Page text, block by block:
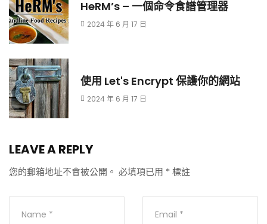
HeRM’s – 一個命令食譜管理器
2024 年 6 月 17 日
使用 Let's Encrypt 保護你的網站
2024 年 6 月 17 日
LEAVE A REPLY
您的郵箱地址不會被公開。 必填項已用 * 標註